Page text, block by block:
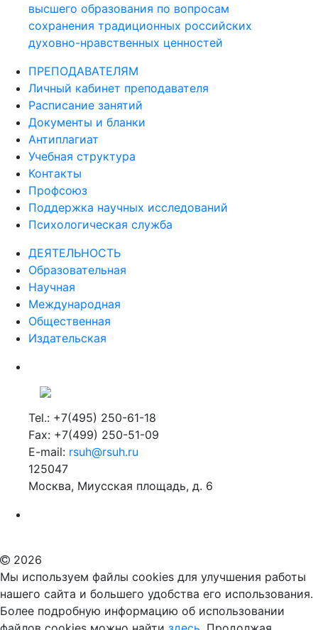
высшего образования по вопросам
сохранения традиционных российских
духовно-нравственных ценностей
ПРЕПОДАВАТЕЛЯМ
Личный кабинет преподавателя
Расписание занятий
Документы и бланки
Антиплагиат
Учебная структура
Контакты
Профсоюз
Поддержка научных исследований
Психологическая служба
ДЕЯТЕЛЬНОСТЬ
Образовательная
Научная
Международная
Общественная
Издательская
Tel.: +7(495) 250-61-18
Fax: +7(499) 250-51-09
E-mail: rsuh@rsuh.ru
125047
Москва, Миусская площадь, д. 6
2026
Мы используем файлы cookies для улучшения работы
нашего сайта и большего удобства его использования.
Более подробную информацию об использовании